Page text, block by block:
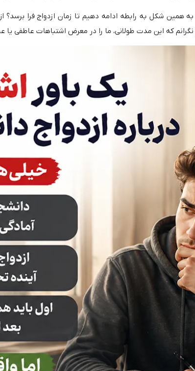
همین شکل به رابطه ادامه دهیم تا زمان ازدواج فرا برسد؟
نگرانم که این مدت طولانی، ما را در معرض اشتباهات عاطفی یا